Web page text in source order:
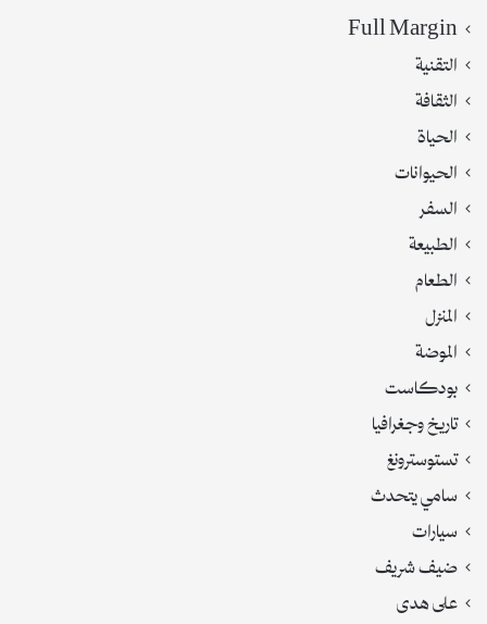
Full Margin
التقنية
الثقافة
الحياة
الحيوانات
السفر
الطبيعة
الطعام
المنزل
الموضة
بودكاست
تاريخ وجغرافيا
تستوسترونغ
سامي يتحدث
سيارات
ضيف شريف
على هدى